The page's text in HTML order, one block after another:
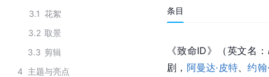
3.1 花絮
3.2 取景
3.3 剪辑
4 主题与亮点
条目
《致命ID》（英文名：
剧， 阿曼达·皮特 、约翰